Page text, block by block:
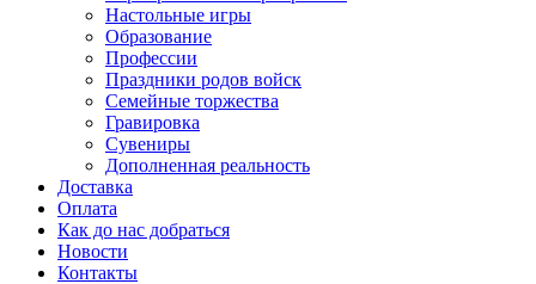
Настольные игры
Образование
Профессии
Праздники родов войск
Семейные торжества
Гравировка
Сувениры
Дополненная реальность
Доставка
Оплата
Как до нас добраться
Новости
Контакты